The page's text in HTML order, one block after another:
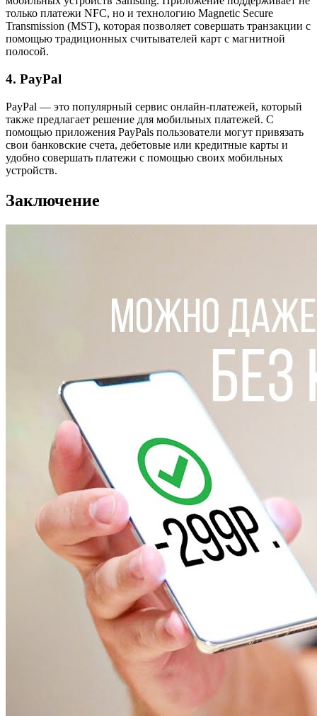
только платежи NFC, но и технологию Magnetic Secure
Transmission (MST), которая позволяет совершать транзакции с
помощью традиционных считывателей карт с магнитной
полосой.
4. PayPal
PayPal — это популярный сервис онлайн-платежей, который
также предлагает решение для мобильных платежей. С
помощью приложения PayPals пользователи могут привязать
свои банковские счета, дебетовые или кредитные карты и
удобно совершать платежи с помощью своих мобильных
устройств.
Заключение